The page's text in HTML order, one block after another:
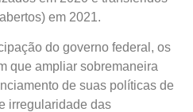
em 2021.
do governo federal, os
que ampliar sobremaneira
de suas políticas de
irregularidade das